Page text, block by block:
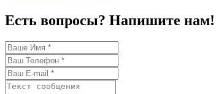
Есть вопросы? Напишите нам!